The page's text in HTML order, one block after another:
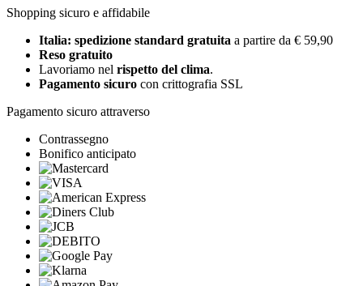
Shopping sicuro e affidabile
Italia: spedizione standard gratuita a partire da € 59,90
Reso gratuito
Lavoriamo nel rispetto del clima.
Pagamento sicuro con crittografia SSL
Pagamento sicuro attraverso
Contrassegno
Bonifico anticipato